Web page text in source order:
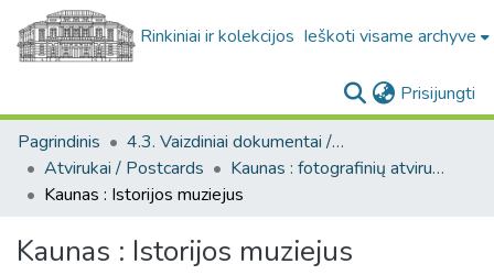
Rinkiniai ir kolekcijos Ieškoti visame archyve
Prisijungti
Pagrindinis
4.3. Vaizdiniai dokumentai / Visual documents
Atvirukai / Postcards
Kaunas : fotografinių atvirukų rinkinys, [1906-1991]
Kaunas : Istorijos muziejus
Kaunas : Istorijos muziejus